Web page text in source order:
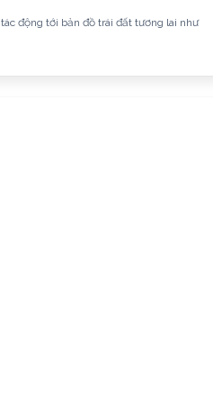
tác động tới bản đồ trái đất tương lai như